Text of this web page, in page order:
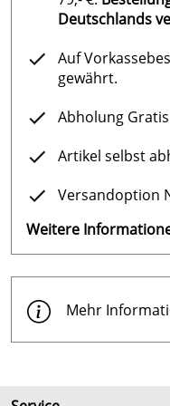
Druckschlauch für
Wandmontage-Kit
Straße 4 • D • 82152
Deutschlands
Auf
gewährt.
Abholung Gratis
Artikel selbst
Versandoption
Weitere
Mehr